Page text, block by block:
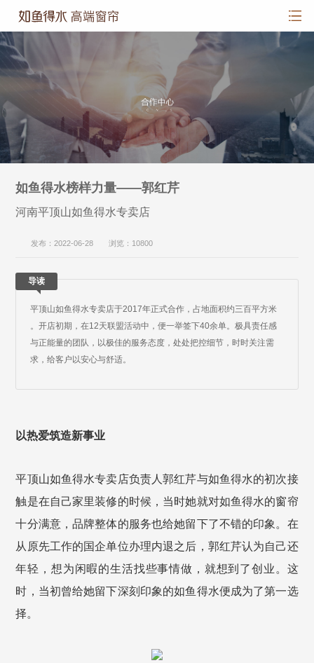
如鱼得水榜样力量——郭红芹
河南平顶山如鱼得水专卖店
发布：2022-06-28 浏览：10800
导读
平顶山如鱼得水专卖店于2017年正式合作，占地面积约三百平方米
。开店初期，在12天联盟活动中，便一举签下40余单。极具责任感
与正能量的团队，以极佳的服务态度，处处把控细节，时时关注需
求，给客户以安心与舒适。
以热爱筑造新事业
平顶山如鱼得水专卖店负责人郭红芹与如鱼得水的初次接
触是在自己家里装修的时候，当时她就对如鱼得水的窗帘
十分满意，品牌整体的服务也给她留下了不错的印象。在
从原先工作的国企单位办理内退之后，郭红芹认为自己还
年轻，想为闲暇的生活找些事情做，就想到了创业。这
时，当初曾给她留下深刻印象的如鱼得水便成为了第一选
择。